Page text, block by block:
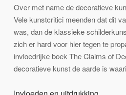
Over met name de decoratieve
Vele kunstcritici meenden dat dit
was, dan de klassieke
zich er hard voor hier tegen te
invloedrijke boekThe Claims of
decoratieve kunst de aarde is